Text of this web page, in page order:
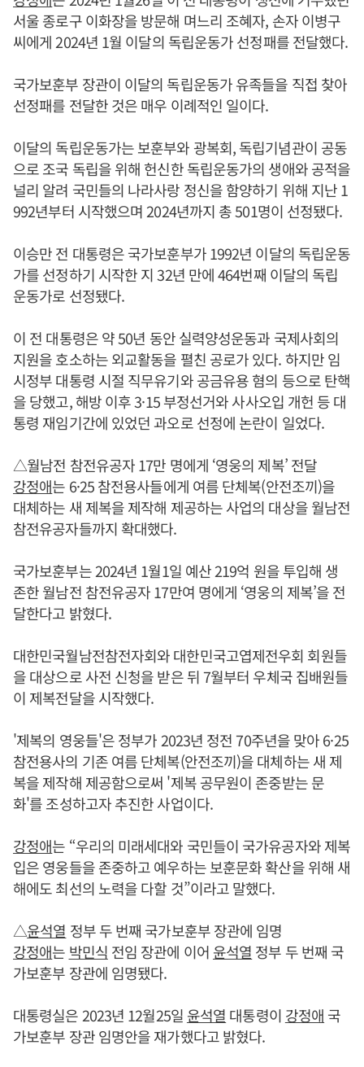
서울 종로구 이화장을 방문해 며느리 조혜자, 손자 이병구
씨에게 2024년 1월 이달의 독립운동가 선정패를 전달했다.
국가보훈부 장관이 이달의 독립운동가 유족들을 직접 찾아
선정패를 전달한 것은 매우 이례적인 일이다.
이달의 독립운동가는 보훈부와 광복회, 독립기념관이 공동
으로 조국 독립을 위해 헌신한 독립운동가의 생애와 공적을
널리 알려 국민들의 나라사랑 정신을 함양하기 위해 지난 1
992년부터 시작했으며 2024년까지 총 501명이 선정됐다.
이승만 전 대통령은 국가보훈부가 1992년 이달의 독립운동
가를 선정하기 시작한 지 32년 만에 464번째 이달의 독립
운동가로 선정됐다.
이 전 대통령은 약 50년 동안 실력양성운동과 국제사회의
지원을 호소하는 외교활동을 펼친 공로가 있다. 하지만 임
시정부 대통령 시절 직무유기와 공금유용 혐의 등으로 탄핵
을 당했고, 해방 이후 3·15 부정선거와 사사오입 개헌 등 대
통령 재임기간에 있었던 과오로 선정에 논란이 일었다.
△월남전 참전유공자 17만 명에게 ‘영웅의 제복’ 전달
강정애는 6·25 참전용사들에게 여름 단체복(안전조끼)을
대체하는 새 제복을 제작해 제공하는 사업의 대상을 월남전
참전유공자들까지 확대했다.
국가보훈부는 2024년 1월1일 예산 219억 원을 투입해 생
존한 월남전 참전유공자 17만여 명에게 ‘영웅의 제복’을 전
달한다고 밝혔다.
대한민국월남전참전자회와 대한민국고엽제전우회 회원들
을 대상으로 사전 신청을 받은 뒤 7월부터 우체국 집배원들
이 제복전달을 시작했다.
'제복의 영웅들'은 정부가 2023년 정전 70주년을 맞아 6·25
참전용사의 기존 여름 단체복(안전조끼)을 대체하는 새 제
복을 제작해 제공함으로써 '제복 공무원이 존중받는 문
화'를 조성하고자 추진한 사업이다.
강정애는 “우리의 미래세대와 국민들이 국가유공자와 제복
입은 영웅들을 존중하고 예우하는 보훈문화 확산을 위해 새
해에도 최선의 노력을 다할 것”이라고 말했다.
△윤석열 정부 두 번째 국가보훈부 장관에 임명
강정애는 박민식 전임 장관에 이어 윤석열 정부 두 번째 국
가보훈부 장관에 임명됐다.
대통령실은 2023년 12월25일 윤석열 대통령이 강정애 국
가보훈부 장관 임명안을 재가했다고 밝혔다.